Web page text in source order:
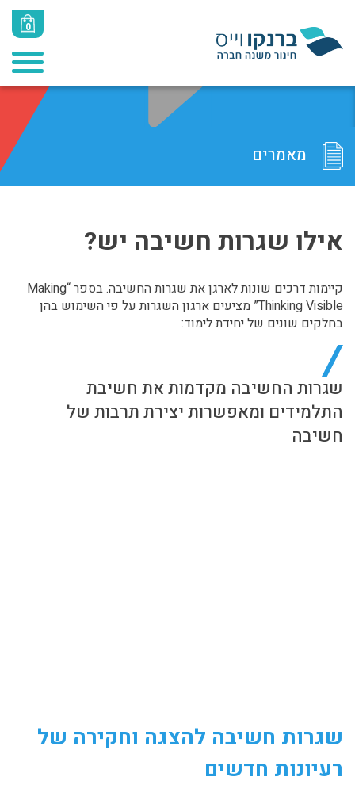
0
מאמרים
אילו שגרות חשיבה יש?
קיימות דרכים שונות לארגן את שגרות החשיבה. בספר “Making
Thinking Visible” מציעים ארגון השגרות על פי השימוש בהן
בחלקים שונים של יחידת לימוד:
שגרות החשיבה מקדמות את חשיבת
התלמידים ומאפשרות יצירת תרבות של
חשיבה
שגרות חשיבה להצגה וחקירה של
רעיונות חדשים